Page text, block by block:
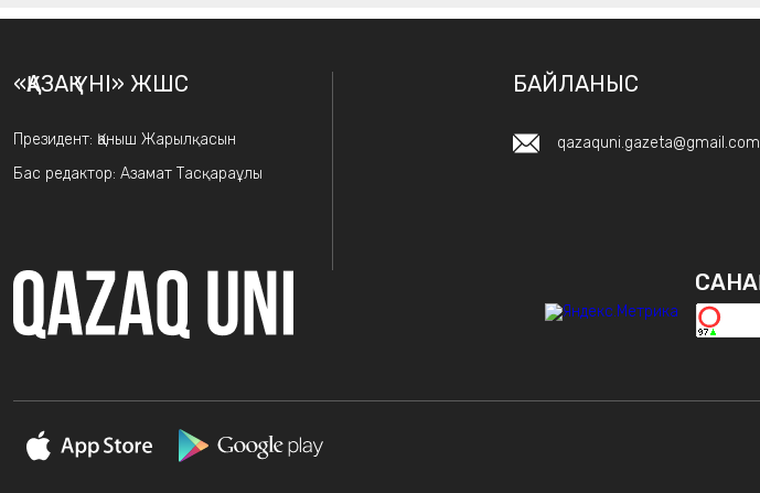
«ҚАЗАҚ ҮНІ» ЖШС
Президент: Қаныш Жарылқасын
Бас редактор: Азамат Тасқараұлы
БАЙЛАНЫС
qazaquni.gazeta@gmail.com
САНАҚ